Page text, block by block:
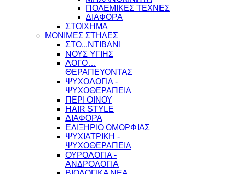
ΠΟΛΕΜΙΚΕΣ ΤΕΧΝΕΣ
ΔΙΑΦΟΡΑ
ΣΤΟΙΧΗΜΑ
ΜΟΝΙΜΕΣ ΣΤΗΛΕΣ
ΣΤΟ...ΝΤΙΒΑΝΙ
ΝΟΥΣ ΥΓΙΗΣ
ΛΟΓΟ…
ΘΕΡΑΠΕΥΟΝΤΑΣ
ΨΥΧΟΛΟΓΙΑ -
ΨΥΧΟΘΕΡΑΠΕΙΑ
ΠΕΡΙ ΟΙΝΟΥ
HAIR STYLE
ΔΙΑΦΟΡΑ
ΕΛΙΞΗΡΙΟ ΟΜΟΡΦΙΑΣ
ΨΥΧΙΑΤΡΙΚΗ -
ΨΥΧΟΘΕΡΑΠΕΙΑ
ΟΥΡΟΛΟΓΙΑ -
ΑΝΔΡΟΛΟΓΙΑ